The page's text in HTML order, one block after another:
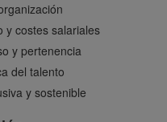
y costes salariales
y pertenencia
del talento
y sostenible